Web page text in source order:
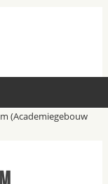
(Academiegebouw